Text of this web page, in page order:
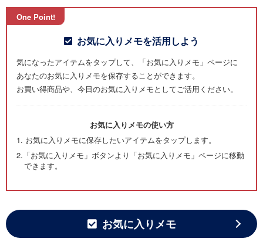
お気に入りメモを活用しよう
気になったアイテムをタップして、「お気に入りメモ」ページに
あなたのお気に入りメモを保存することができます。
お買い得商品や、今日のお気に入りメモとしてご活用ください。
お気に入りメモの使い方
1. お気に入りメモに保存したいアイテムをタップします。
2.「お気に入りメモ」ボタンより「お気に入りメモ」ページに移動
できます。
One Point!
お気に入りメモ